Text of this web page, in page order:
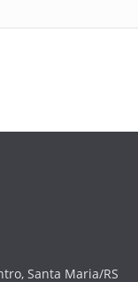
Santa Maria/RS